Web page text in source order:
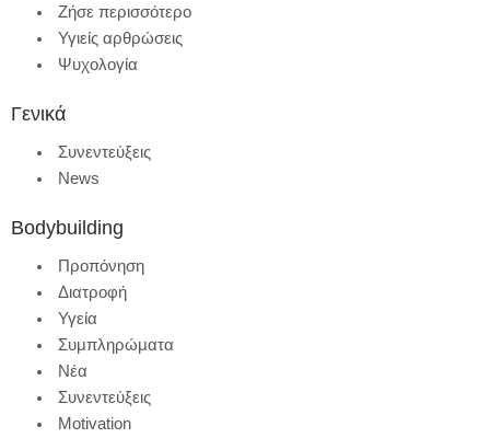
Ζήσε περισσότερο
Υγιείς αρθρώσεις
Ψυχολογία
Γενικά
Συνεντεύξεις
News
Bodybuilding
Προπόνηση
Διατροφή
Υγεία
Συμπληρώματα
Νέα
Συνεντεύξεις
Motivation